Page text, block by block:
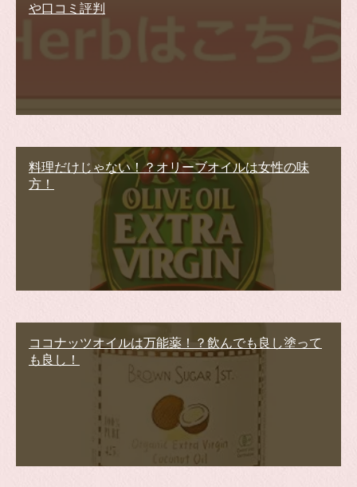
や口コミ評判
料理だけじゃない！？オリーブオイルは女性の味
方！
ココナッツオイルは万能薬！？飲んでも良し塗って
も良し！